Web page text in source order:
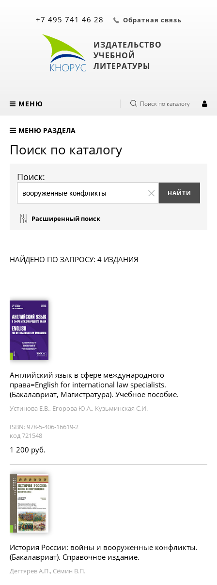
ИЗДАТЕЛЬСТВО
УЧЕБНОЙ
ЛИТЕРАТУРЫ
+7 495 741 46 28 Обратная связь
МЕНЮ Поиск по каталогу
МЕНЮ РАЗДЕЛА
Поиск по каталогу
Поиск:
Расширенный поиск
НАЙДЕНО ПО ЗАПРОСУ: 4 ИЗДАНИЯ
Английский язык в сфере международного
права=English for international law specialists.
(Бакалавриат, Магистратура). Учебное пособие.
Устинова Е.В., Егорова Ю.А., Кузьминская С.И.
ISBN: 978-5-406-16619-2
код 721548
1 200 руб.
История России: войны и вооруженные конфликты.
(Бакалавриат). Справочное издание.
Дегтярев А.П., Сёмин В.П.